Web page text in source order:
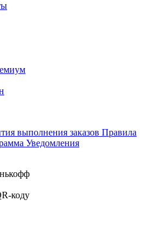
выполнения заказов Правила
Уведомления
коду